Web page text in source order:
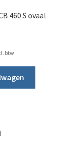
460 S ovaal
prijs was: €690,00.
prijs is: €555,00.
btw